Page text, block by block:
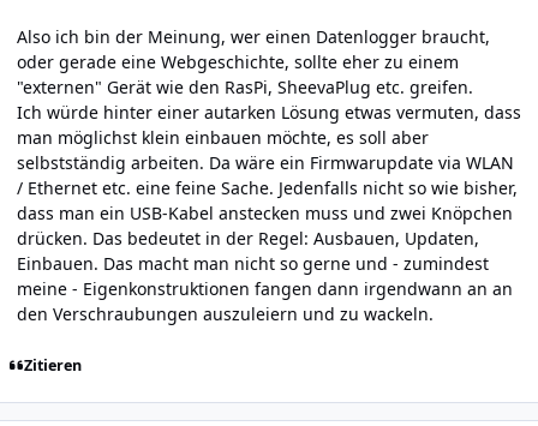
Also ich bin der Meinung, wer einen Datenlogger braucht,
oder gerade eine Webgeschichte, sollte eher zu einem
"externen" Gerät wie den RasPi, SheevaPlug etc. greifen.
Ich würde hinter einer autarken Lösung etwas vermuten, dass
man möglichst klein einbauen möchte, es soll aber
selbstständig arbeiten. Da wäre ein Firmwarupdate via WLAN
/ Ethernet etc. eine feine Sache. Jedenfalls nicht so wie bisher,
dass man ein USB-Kabel anstecken muss und zwei Knöpchen
drücken. Das bedeutet in der Regel: Ausbauen, Updaten,
Einbauen. Das macht man nicht so gerne und - zumindest
meine - Eigenkonstruktionen fangen dann irgendwann an an
den Verschraubungen auszuleiern und zu wackeln.
Zitieren